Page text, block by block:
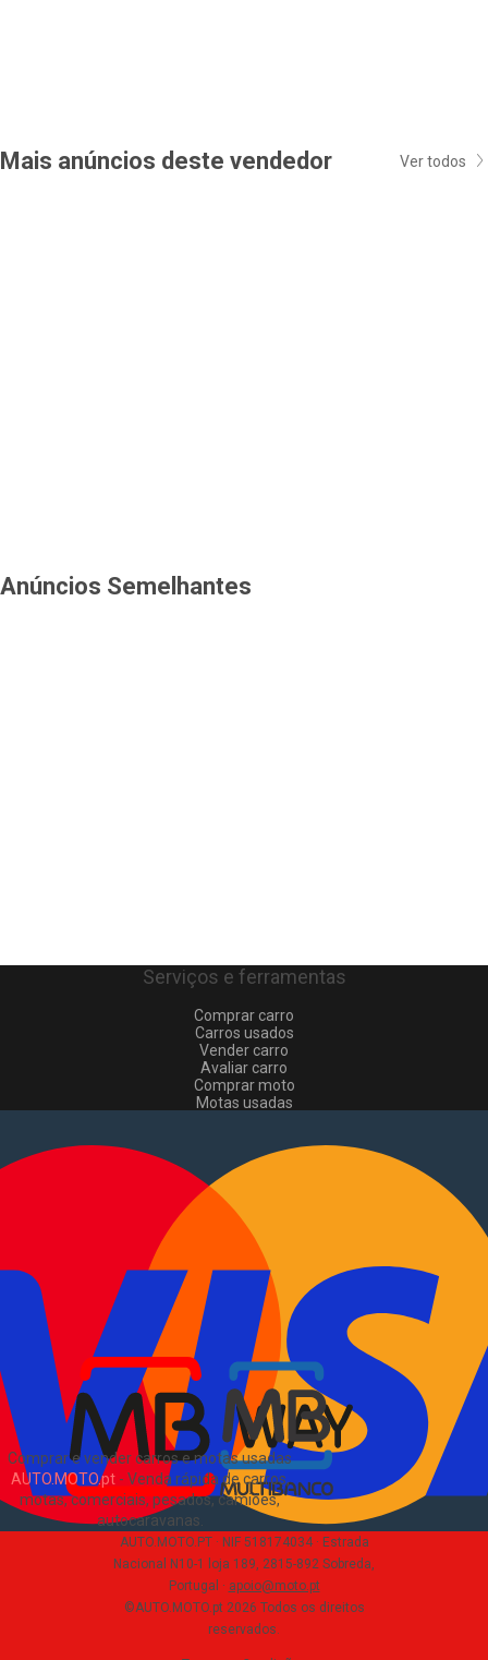
Mais anúncios deste vendedor Ver todos
Anúncios Semelhantes
Comprar e vender carros e motas usadas
AUTO.MOTO.pt- Venda rápida de carros,
motas, comerciais, pesados, camiões,
autocaravanas
Serviços e ferramentas
Comprar carro
Carros usados
Vender carro
Avaliar carro
Comprar moto
Motas usadas
Comerciais usados
Vender comerciais
Informações
Como comprar e vender
Pacotes de anúncios
Verificar VIN e matrícula
Sitemap
EN
Sobre Nós
AUTO.MOTO.PT · NIF 518174034 · Estrada
Nacional N10-1 loja 189, 2815-892 Sobreda,
Portugal · apoio@moto.pt
©AUTO.MOTO.pt 2026 Todos os direitos
reservados.